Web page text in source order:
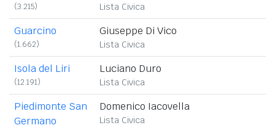
(3.215) Lista Civica
Guarcino
(1.662)
Giuseppe Di Vico
Lista Civica
Isola del Liri
(12.191)
Luciano Duro
Lista Civica
Piedimonte San
Germano
Domenico Iacovella
Lista Civica